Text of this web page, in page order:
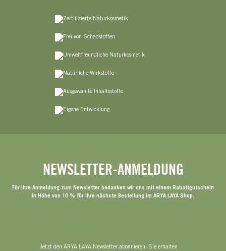
NEWSLETTER-ANMELDUNG
Für Ihre Anmeldung zum Newsletter bedanken wir uns mit einem Rabattgutschein
in Höhe von 10 % für Ihre nächste Bestellung im ARYA LAYA Shop.
Jetzt den ARYA LAYA Newsletter abonnieren: Sie erhalten